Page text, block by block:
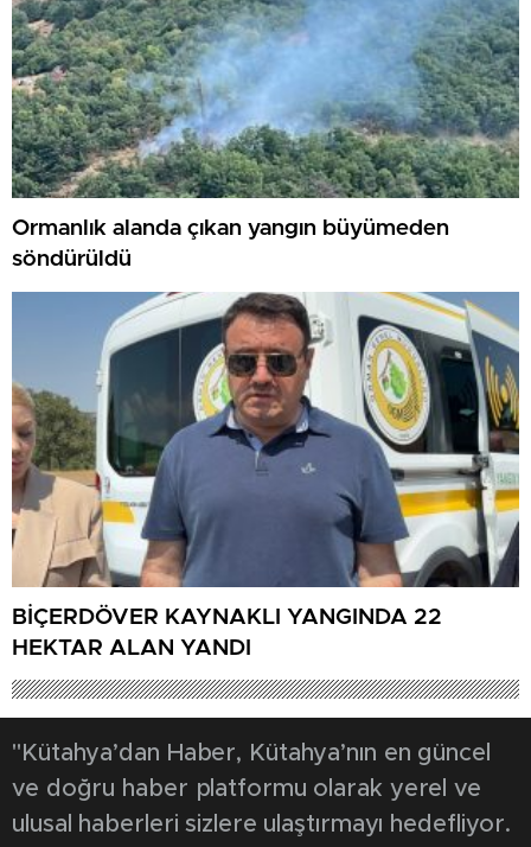
Ormanlık alanda çıkan yangın büyümeden
söndürüldü
BİÇERDÖVER KAYNAKLI YANGINDA 22
HEKTAR ALAN YANDI
"Kütahya’dan Haber, Kütahya’nın en güncel
ve doğru haber platformu olarak yerel ve
ulusal haberleri sizlere ulaştırmayı hedefliyor.